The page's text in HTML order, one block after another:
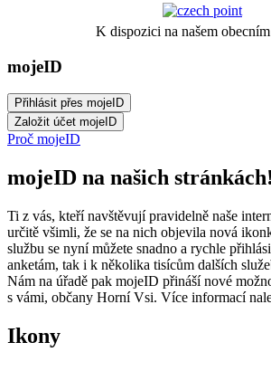
K dispozici na našem
mojeID
Proč mojeID
mojeID na našich stránkách!
Ti z vás, kteří navštěvují pravidelně naše
určitě všimli, že se na nich objevila nová
službu se nyní můžete snadno a rychle
anketám, tak i k několika tisícům dalších
Nám na úřadě pak mojeID přináší nové
s vámi, občany Horní Vsi. Více informací
Ikony